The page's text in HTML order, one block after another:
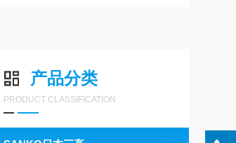
产品分类
PRODUCT CLASSIFICATION